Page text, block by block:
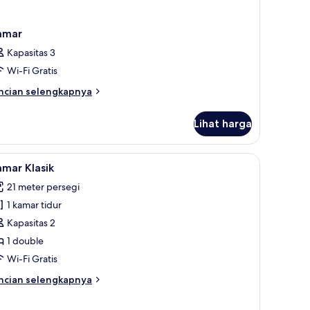
Kapasitas 3
Wi-Fi Gratis
selengkapnya
Lihat harga
3 Klasik
21 meter persegi
1 kamar tidur
Kapasitas 2
1 double
Wi-Fi Gratis
selengkapnya